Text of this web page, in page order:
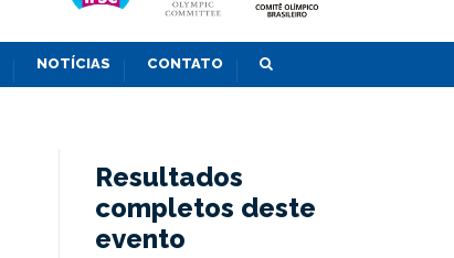
NOTÍCIAS CONTATO
Resultados
completos deste
evento